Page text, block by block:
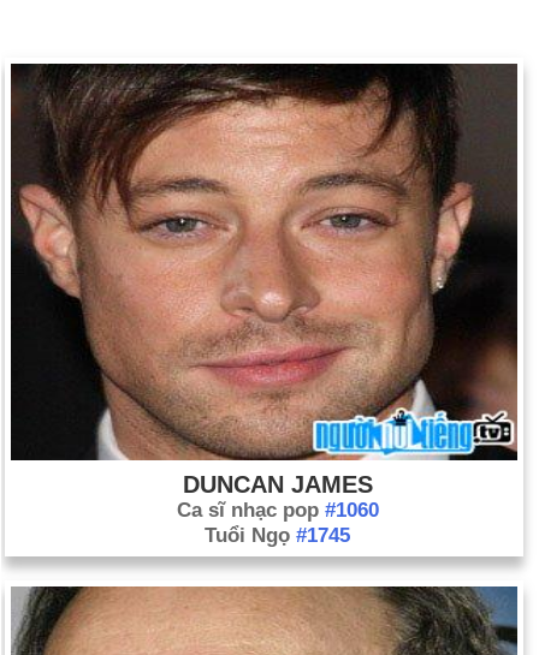
DUNCAN JAMES
Ca sĩ nhạc pop #1060
Tuổi Ngọ #1745